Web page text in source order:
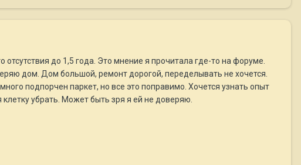
до 1,5 года. Это мнение я прочитала где-то на форуме.
дом. Дом большой, ремонт дорогой, переделывать не хочется.
подпорчен паркет, но все это поправимо. Хочется узнать опыт
клетку убрать. Может быть зря я ей не доверяю.